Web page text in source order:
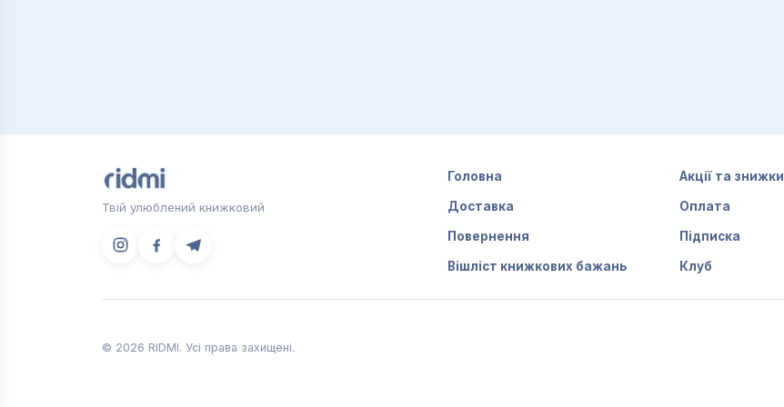
Твій улюблений книжковий
Головна Акції та знижки
Доставка Оплата
Повернення Підписка
Вішліст книжкових бажань Клуб
© 2026 RIDMI. Усі права захищені.